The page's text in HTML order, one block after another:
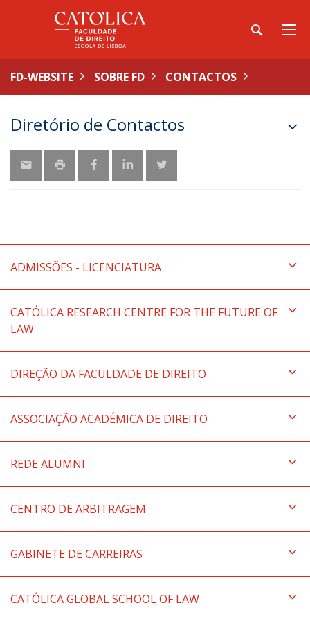
FD-WEBSITE SOBRE FD CONTACTOS
Diretório de Contactos
ADMISSÕES - LICENCIATURA
CATÓLICA RESEARCH CENTRE FOR THE FUTURE OF
LAW
DIREÇÃO DA FACULDADE DE DIREITO
ASSOCIAÇÃO ACADÉMICA DE DIREITO
REDE ALUMNI
CENTRO DE ARBITRAGEM
GABINETE DE CARREIRAS
CATÓLICA GLOBAL SCHOOL OF LAW